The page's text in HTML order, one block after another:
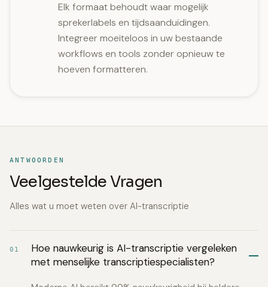
Elk formaat behoudt waar mogelijk
sprekerlabels en tijdsaanduidingen.
Integreer moeiteloos in uw bestaande
workflows en tools zonder opnieuw te
hoeven formatteren.
ANTWOORDEN
Veelgestelde Vragen
Alles wat u moet weten over AI-transcriptie
01
Hoe nauwkeurig is AI-transcriptie vergeleken
met menselijke transcriptiespecialisten?